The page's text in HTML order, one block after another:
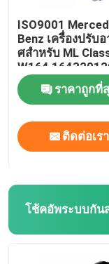
ISO9001
Benz เครื่องปรับอ
ศสําหรับ ML
W164
ราคาถูกที่
ติดต่อเรา
โช้คอัพระบบกัน